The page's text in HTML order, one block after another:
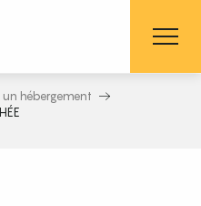
un hébergement